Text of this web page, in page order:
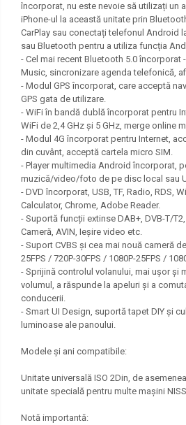
încorporat, nu este nevoie să utilizați un
iPhone-ul la această unitate prin
CarPlay sau conectați telefonul Android
sau Bluetooth pentru a utiliza funcția
- Cel mai recent Bluetooth 5.0 încorporat
Music, sincronizare agenda telefonică,
- Modul GPS încorporat, care acceptă
GPS gata de utilizare.
- WiFi în bandă dublă încorporat pentru
WiFi de 2,4 GHz și 5 GHz, merge online
- Modul 4G încorporat pentru Internet,
din cuvânt, acceptă cartela micro SIM.
- Player multimedia Android încorporat,
muzică/video/foto de pe disc local sau
- DVD încorporat, USB, TF, Radio, RDS,
Calculator, Chrome, Adobe Reader.
- Suportă funcții extinse DAB+, DVB-T/T2,
Cameră, AVIN, Ieșire video etc.
- Suport CVBS și cea mai nouă cameră
25FPS / 720P-30FPS / 1080P-25FPS /
- Sprijină controlul volanului, mai ușor și
volumul, a răspunde la apeluri și a
conducerii.
- Smart UI Design, suportă tapet DIY și
luminoase ale panoului.
Modele și ani compatibile:
Unitate universală ISO 2Din, de
unitate specială pentru multe mașini
Notă importantă: